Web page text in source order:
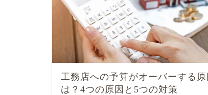
工務店への予算がオーバーする原
は？4つの原因と5つの対策